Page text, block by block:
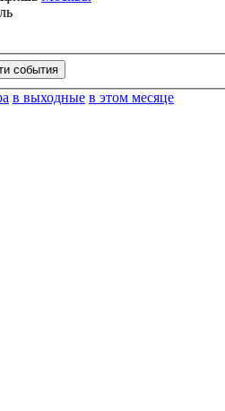
в выходные в этом месяце